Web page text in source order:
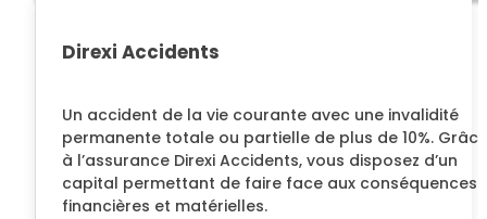
Direxi Accidents
Un accident de la vie courante avec une invalidité
permanente totale ou partielle de plus de 10%. Grâce
à l’assurance Direxi Accidents, vous disposez d’un
capital permettant de faire face aux conséquences
financières et matérielles.